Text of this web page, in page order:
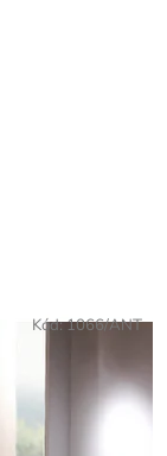
Kód:1066/ANT